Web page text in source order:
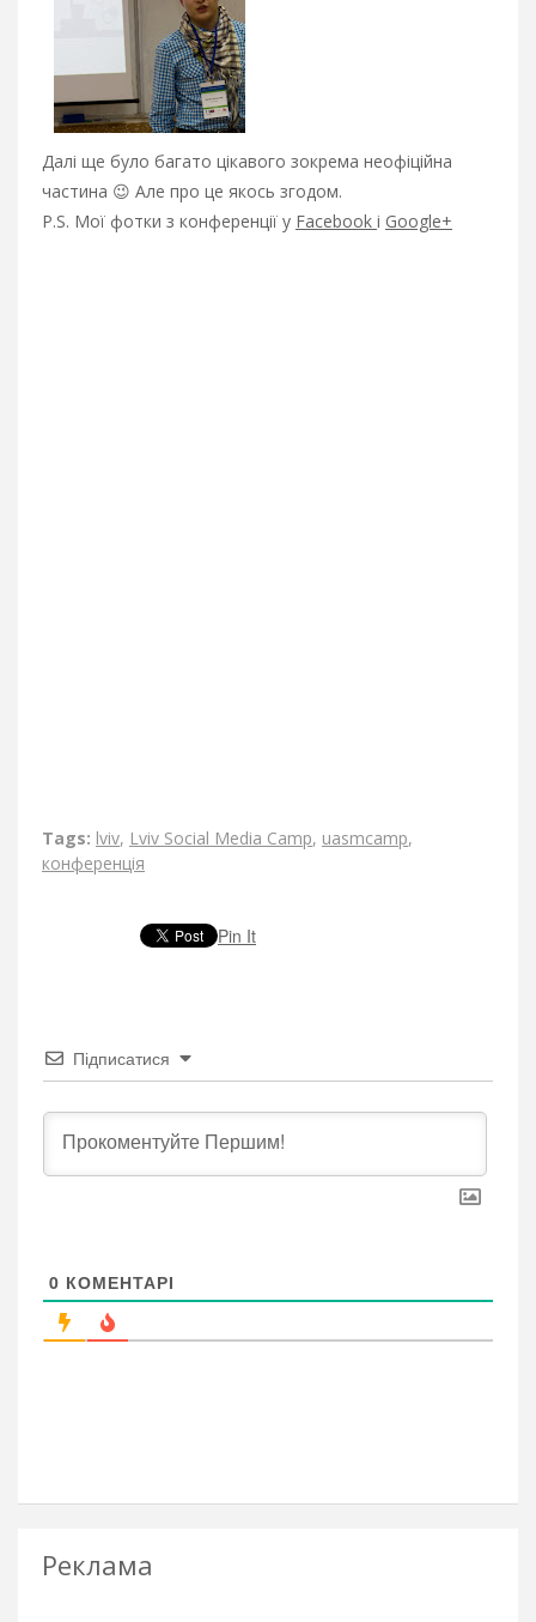
Далі ще було багато цікавого зокрема неофіційна
частина 😉 Але про це якось згодом.
P.S. Мої фотки з конференції у Facebook i Google+
Tags: lviv, Lviv Social Media Camp, uasmcamp,
конференція
Pin It
Підписатися
0 КОМЕНТАРІ
Реклама